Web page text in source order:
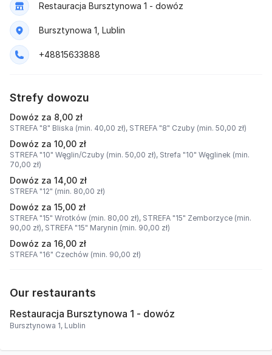
Restauracja Bursztynowa 1 - dowóz
Bursztynowa 1, Lublin
+48815633888
Strefy dowozu
Dowóz za 8,00 zł
STREFA "8" Bliska (min. 40,00 zł), STREFA "8" Czuby (min. 50,00 zł)
Dowóz za 10,00 zł
STREFA "10" Węglin/Czuby (min. 50,00 zł), Strefa "10" Węglinek (min.
70,00 zł)
Dowóz za 14,00 zł
STREFA "12" (min. 80,00 zł)
Dowóz za 15,00 zł
STREFA "15" Wrotków (min. 80,00 zł), STREFA "15" Zemborzyce (min.
90,00 zł), STREFA "15" Marynin (min. 90,00 zł)
Dowóz za 16,00 zł
STREFA "16" Czechów (min. 90,00 zł)
Our restaurants
Restauracja Bursztynowa 1 - dowóz
Bursztynowa 1, Lublin